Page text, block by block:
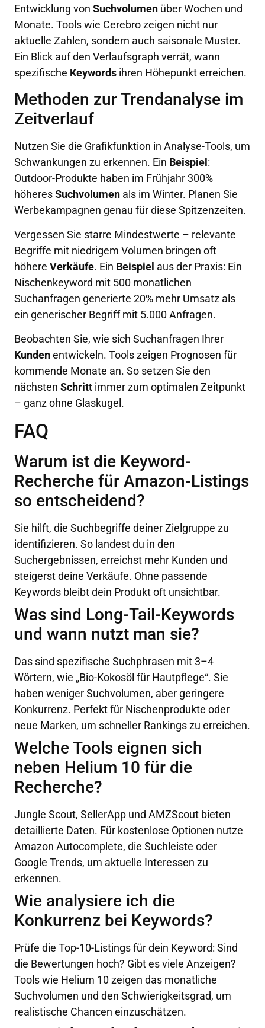
Entwicklung von Suchvolumen über Wochen und
Monate. Tools wie Cerebro zeigen nicht nur
aktuelle Zahlen, sondern auch saisonale Muster.
Ein Blick auf den Verlaufsgraph verrät, wann
spezifische Keywords ihren Höhepunkt erreichen.
Methoden zur Trendanalyse im
Zeitverlauf
Nutzen Sie die Grafikfunktion in Analyse-Tools, um
Schwankungen zu erkennen. Ein Beispiel:
Outdoor-Produkte haben im Frühjahr 300%
höheresSuchvolumen als im Winter. Planen Sie
Werbekampagnen genau für diese Spitzenzeiten.
Vergessen Sie starre Mindestwerte – relevante
Begriffe mit niedrigem Volumen bringen oft
höhere Verkäufe. Ein Beispiel aus der Praxis: Ein
Nischenkeyword mit 500 monatlichen
Suchanfragen generierte 20% mehr Umsatz als
ein generischer Begriff mit 5.000 Anfragen.
Beobachten Sie, wie sich Suchanfragen Ihrer
Kundenentwickeln. Tools zeigen Prognosen für
kommende Monate an. So setzen Sie den
nächsten Schritt immer zum optimalen Zeitpunkt
– ganz ohne Glaskugel.
FAQ
Warum ist die Keyword-
Recherche für Amazon-Listings
so entscheidend?
Sie hilft, die Suchbegriffe deiner Zielgruppe zu
identifizieren. So landest du in den
Suchergebnissen, erreichst mehr Kunden und
steigerst deine Verkäufe. Ohne passende
Keywords bleibt dein Produkt oft unsichtbar.
Was sind Long-Tail-Keywords
und wann nutzt man sie?
Das sind spezifische Suchphrasen mit 3–4
Wörtern, wie „Bio-Kokosöl für Hautpflege“. Sie
haben weniger Suchvolumen, aber geringere
Konkurrenz. Perfekt für Nischenprodukte oder
neue Marken, um schneller Rankings zu erreichen.
Welche Tools eignen sich
neben Helium 10 für die
Recherche?
Jungle Scout, SellerApp und AMZScout bieten
detaillierte Daten. Für kostenlose Optionen nutze
Amazon Autocomplete, die Suchleiste oder
Google Trends, um aktuelle Interessen zu
erkennen.
Wie analysiere ich die
Konkurrenz bei Keywords?
Prüfe die Top-10-Listings für dein Keyword: Sind
die Bewertungen hoch? Gibt es viele Anzeigen?
Tools wie Helium 10 zeigen das monatliche
Suchvolumen und den Schwierigkeitsgrad, um
realistische Chancen einzuschätzen.